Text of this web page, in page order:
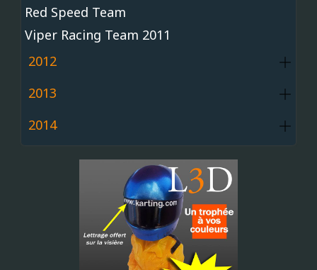
Red Speed Team
Viper Racing Team 2011
2012
2013
2014